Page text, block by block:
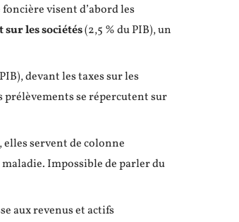
foncière visent d’abord les
les sociétés(2,5 % du PIB), un
devant les taxes sur les
se répercutent sur
elles servent de colonne
Impossible de parler du
aux revenus et actifs